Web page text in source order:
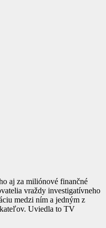
aj za miliónové finančné
vraždy investigatívneho
medzi ním a jedným z
Uviedla to TV